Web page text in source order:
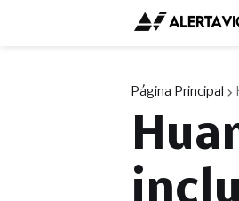
Página Principal